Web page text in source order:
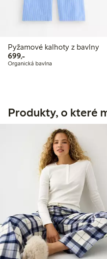
Pyžamové kalhoty z bavlny
699,-699,00 Kč
Organická bavlna
Produkty, o které